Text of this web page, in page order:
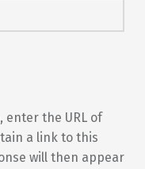
enter the URL of
a link to this
will then appear